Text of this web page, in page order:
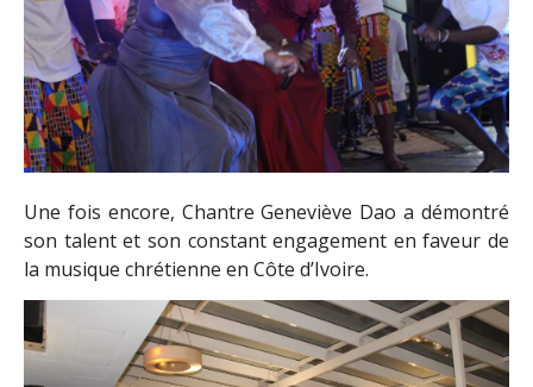
Une fois encore, Chantre Geneviève Dao a démontré
son talent et son constant engagement en faveur de
la musique chrétienne en Côte d’Ivoire.